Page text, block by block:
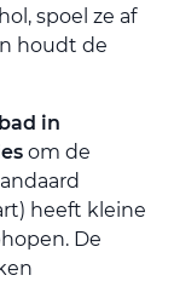
spoel ze af
houdt de
in
om de
heeft kleine
De